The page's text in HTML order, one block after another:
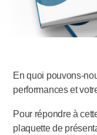
En quoi pouvons-
performances et
Pour répondre à
plaquette de